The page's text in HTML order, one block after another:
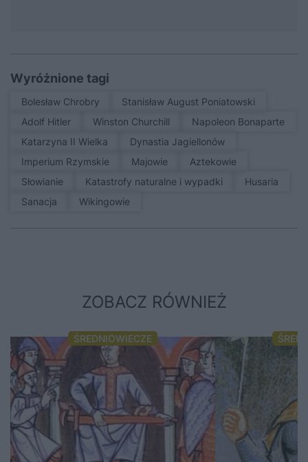
Wyróżnione tagi
Bolesław Chrobry
Stanisław August Poniatowski
Adolf Hitler
Winston Churchill
Napoleon Bonaparte
Katarzyna II Wielka
Dynastia Jagiellonów
Imperium Rzymskie
Majowie
Aztekowie
Słowianie
Katastrofy naturalne i wypadki
Husaria
sanacja
Wikingowie
ZOBACZ RÓWNIEŻ
ŚREDNIOWIECZE